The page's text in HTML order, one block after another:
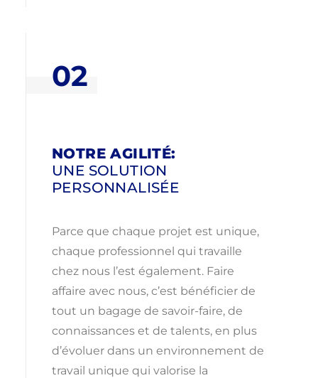
02
NOTRE AGILITÉ:
UNE SOLUTION
PERSONNALISÉE
Parce que chaque projet est unique,
chaque professionnel qui travaille
chez nous l’est également. Faire
affaire avec nous, c’est bénéficier de
tout un bagage de savoir-faire, de
connaissances et de talents, en plus
d’évoluer dans un environnement de
travail unique qui valorise la